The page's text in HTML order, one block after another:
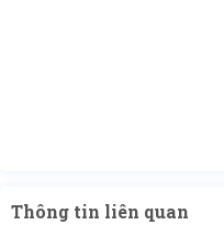
Thông tin liên quan